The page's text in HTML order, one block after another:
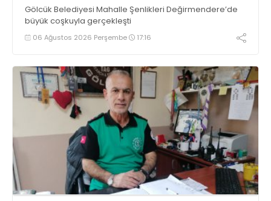
Gölcük Belediyesi Mahalle Şenlikleri Değirmendere’de
büyük coşkuyla gerçekleşti
06 Ağustos 2026 Perşembe 17:16